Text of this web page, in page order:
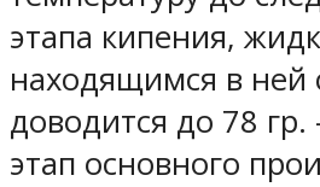
этапа кипения,
находящимся в ней
доводится до 78 гр.
этап основного